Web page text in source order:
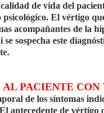
de vida del
El vértigo
acompañantes de la
sospecha este
PACIENTE CON
de los síntomas
antecedente de vértigo